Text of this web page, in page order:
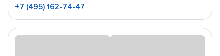
+7 (495) 162-74-47